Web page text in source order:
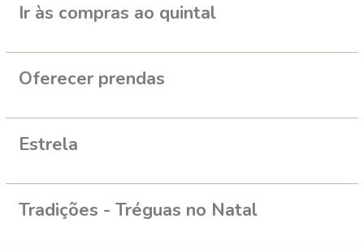
Ir às compras ao quintal
Oferecer prendas
Estrela
Tradições - Tréguas no Natal